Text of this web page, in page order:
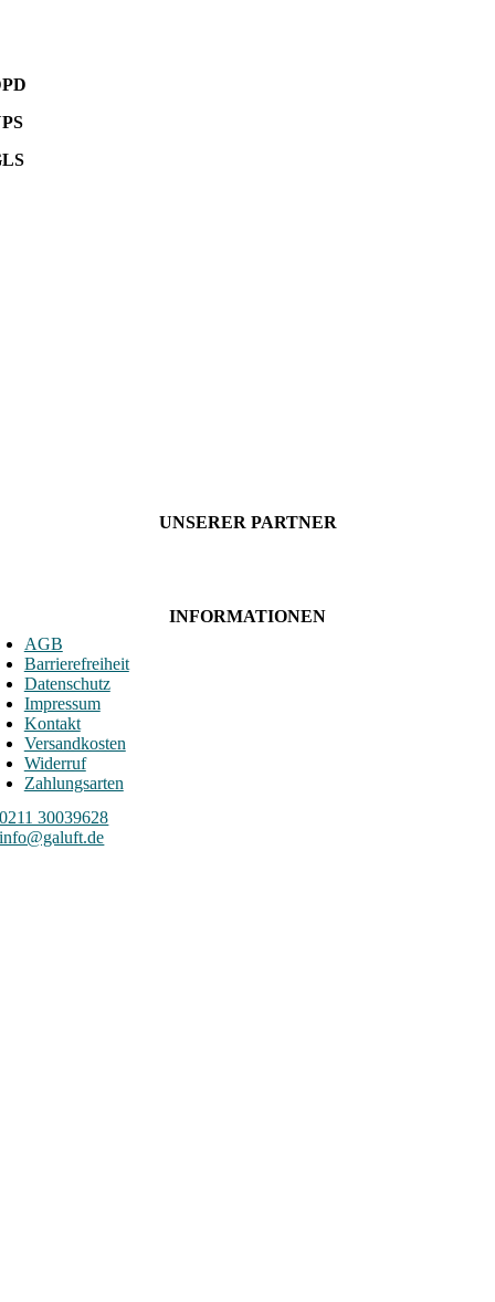
UNSERER PARTNER
INFORMATIONEN
AGB
Barrierefreiheit
Datenschutz
Impressum
Kontakt
Versandkosten
Widerruf
Zahlungsarten
0211 30039628
info@galuft.de